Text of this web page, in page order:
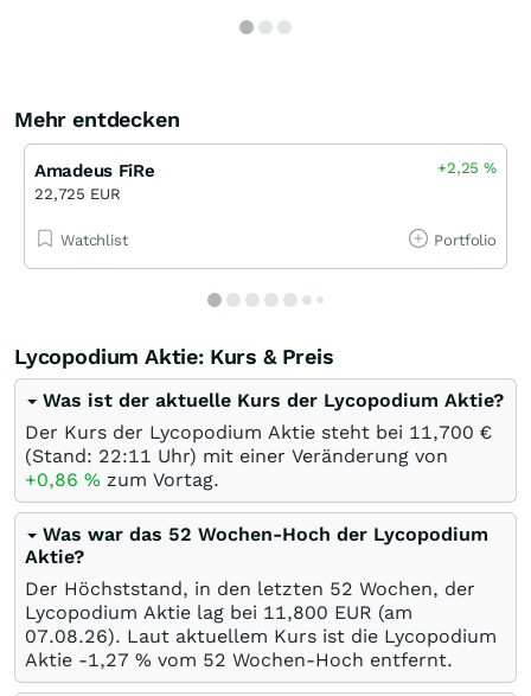
Mehr entdecken
Amadeus FiRe
22,725 EUR
+2,25%
Watchlist Portfolio
Lycopodium Aktie: Kurs & Preis
Was ist der aktuelle Kurs der Lycopodium Aktie?
Der Kurs der Lycopodium Aktie steht bei 11,700 €
(Stand: 22:11 Uhr) mit einer Veränderung von
+0,86 % zum Vortag.
Was war das 52 Wochen-Hoch der Lycopodium
Aktie?
Der Höchststand, in den letzten 52 Wochen, der
Lycopodium Aktie lag bei 11,800 EUR (am
07.08.26). Laut aktuellem Kurs ist die Lycopodium
Aktie -1,27 % vom 52 Wochen-Hoch entfernt.